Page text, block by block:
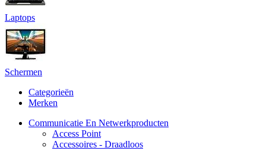
Laptops
Schermen
Categorieën
Merken
Communicatie En Netwerkproducten
Access Point
Accessoires - Draadloos